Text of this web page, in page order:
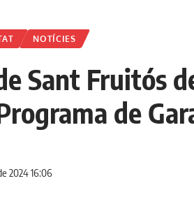
NOTÍCIES
Sant Fruitós
de
2024 16:06